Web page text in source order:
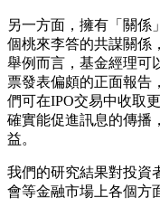
另一方面，擁有「關係
個桃來李答的共謀關係
舉例而言，基金經理可
票發表偏頗的正面報告
們可在IPO交易中收取
確實能促進訊息的傳播
益。
我們的研究結果對投資
會等金融市場上各個方